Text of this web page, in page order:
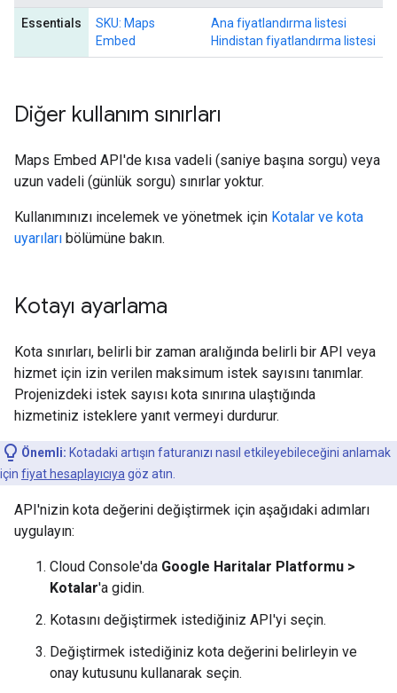
Essentials
SKU: Maps
Embed
Ana fiyatlandırma listesi
Hindistan fiyatlandırma listesi
Diğer kullanım sınırları
Maps Embed API'de kısa vadeli (saniye başına sorgu) veya
uzun vadeli (günlük sorgu) sınırlar yoktur.
Kullanımınızı incelemek ve yönetmek için Kotalar ve kota
uyarıları bölümüne bakın.
Kotayı ayarlama
Kota sınırları, belirli bir zaman aralığında belirli bir API veya
hizmet için izin verilen maksimum istek sayısını tanımlar.
Projenizdeki istek sayısı kota sınırına ulaştığında
hizmetiniz isteklere yanıt vermeyi durdurur.
Önemli: Kotadaki artışın faturanızı nasıl etkileyebileceğini anlamak
için fiyat hesaplayıcıya göz atın.
API'nizin kota değerini değiştirmek için aşağıdaki adımları
uygulayın:
Cloud Console'da Google Haritalar Platformu >
Kotalar'a gidin.
Kotasını değiştirmek istediğiniz API'yi seçin.
Değiştirmek istediğiniz kota değerini belirleyin ve
onay kutusunu kullanarak seçin.